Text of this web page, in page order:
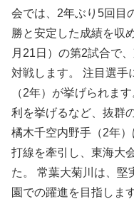
会では、2年ぶり5回目
勝と安定した成績を収
月21日）の第2試合で
対戦します。 ​注目選手
（2年）が挙げられま
利を挙げるなど、抜群
橘木千空内野手（2年
打線を牽引し、東海大
た。 ​常葉大菊川は、堅
園での躍進を目指します